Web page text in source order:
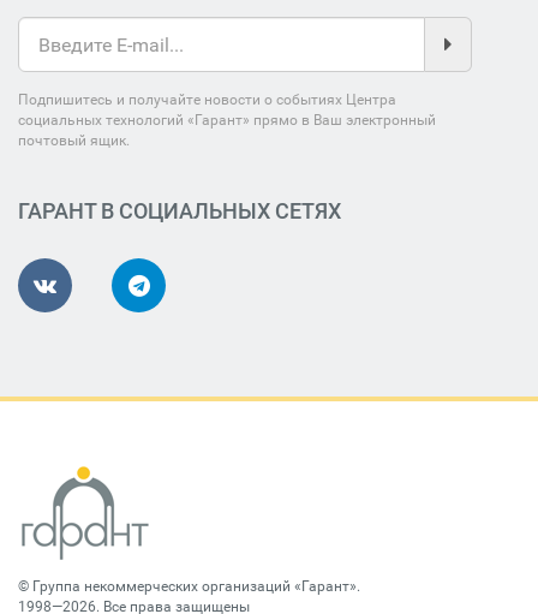
Подпишитесь и получайте новости о событиях Центра
социальных технологий «Гарант» прямо в Ваш электронный
почтовый ящик.
ГАРАНТ В СОЦИАЛЬНЫХ СЕТЯХ
© Группа некоммерческих организаций «Гарант».
1998—2026. Все права защищены